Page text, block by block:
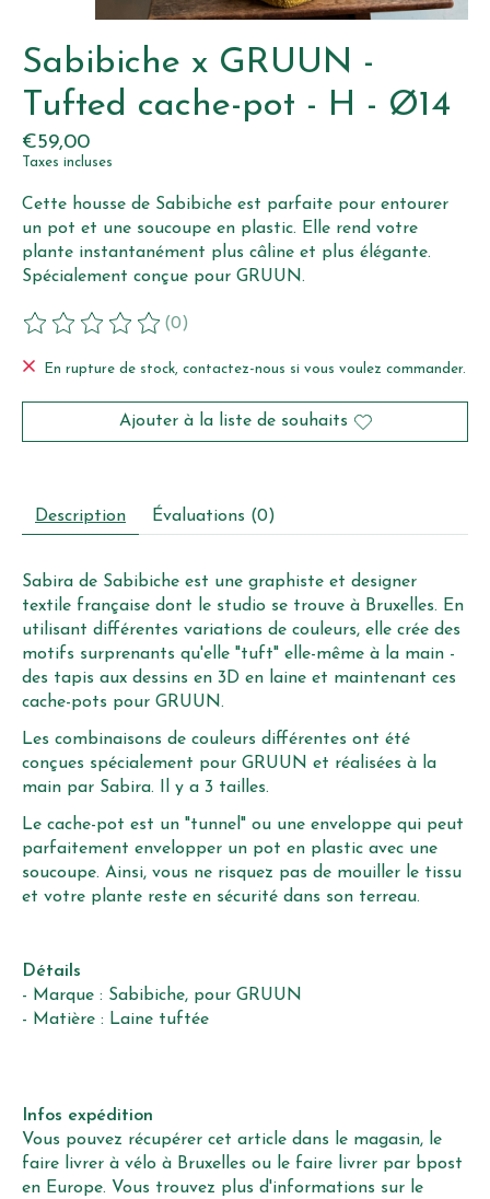
Sabibiche x GRUUN -
Tufted cache-pot - H - Ø14
€59,00
Taxes incluses
Cette housse de Sabibiche est parfaite pour entourer
un pot et une soucoupe en plastic. Elle rend votre
plante instantanément plus câline et plus élégante.
Spécialement conçue pour GRUUN.
Ce produit est évalué à
(0)
En rupture de stock, contactez-nous si vous voulez commander.
Ajouter à la liste de souhaits
Description Évaluations (0)
Sabira de Sabibiche est une graphiste et designer
textile française dont le studio se trouve à Bruxelles. En
utilisant différentes variations de couleurs, elle crée des
motifs surprenants qu'elle "tuft" elle-même à la main -
des tapis aux dessins en 3D en laine et maintenant ces
cache-pots pour GRUUN.
Les combinaisons de couleurs différentes ont été
conçues spécialement pour GRUUN et réalisées à la
main par Sabira. Il y a 3 tailles.
Le cache-pot est un "tunnel" ou une enveloppe qui peut
parfaitement envelopper un pot en plastic avec une
soucoupe. Ainsi, vous ne risquez pas de mouiller le tissu
et votre plante reste en sécurité dans son terreau.
Détails
- Marque : Sabibiche, pour GRUUN
- Matière : Laine tuftée
Infos expédition
Vous pouvez récupérer cet article dans le magasin, le
faire livrer à vélo à Bruxelles ou le faire livrer par bpost
en Europe. Vous trouvez plus d'informations sur le